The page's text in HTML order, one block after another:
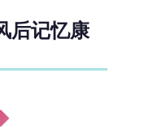
后记忆康